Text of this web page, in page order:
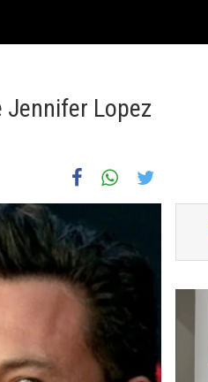
Lopez